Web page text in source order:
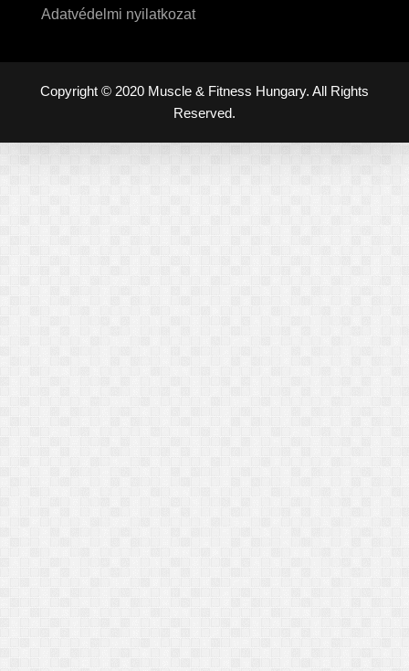
Adatvédelmi nyilatkozat
Copyright © 2020 Muscle & Fitness Hungary. All Rights
Reserved.